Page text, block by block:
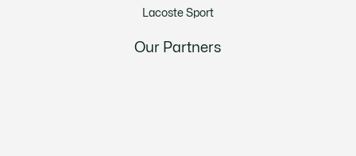
Lacoste Sport
Our Partners